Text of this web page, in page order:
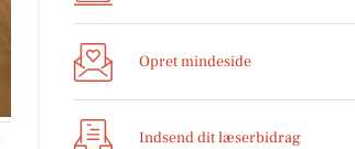
Opret mindeside
Indsend dit læserbidrag